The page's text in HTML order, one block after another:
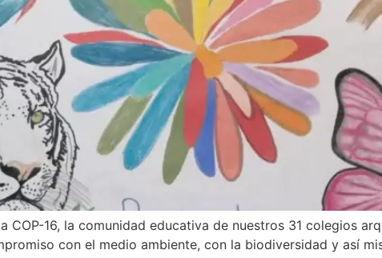
COP-16, la comunidad educativa de nuestros 31 colegios
con el medio ambiente, con la biodiversidad y así